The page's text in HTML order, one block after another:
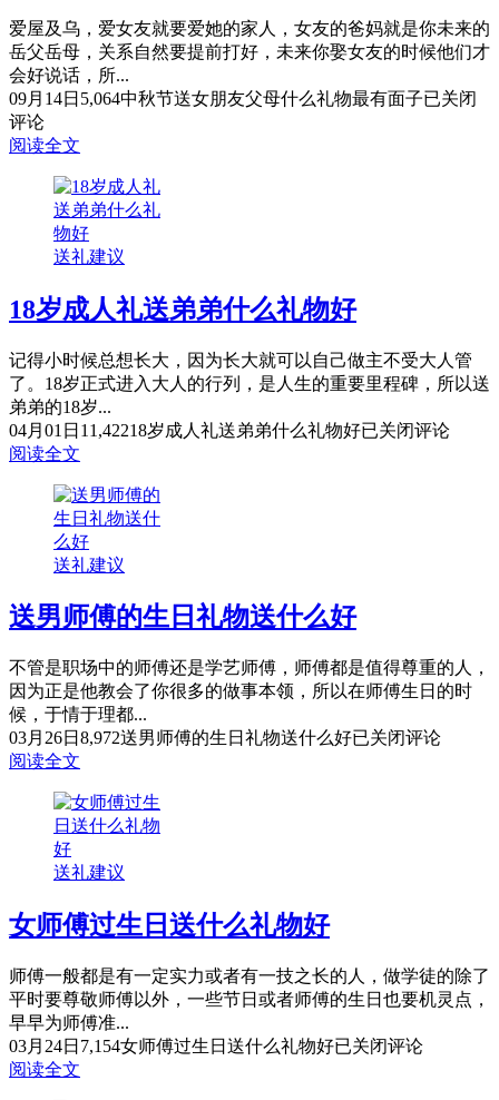
爱屋及乌，爱女友就要爱她的家人，女友的爸妈就是你未来的
岳父岳母，关系自然要提前打好，未来你娶女友的时候他们才
会好说话，所...
09月14日 5,064中秋节送女朋友父母什么礼物最有面子已关闭
评论
阅读全文
送礼建议
18岁成人礼送弟弟什么礼物好
记得小时候总想长大，因为长大就可以自己做主不受大人管
了。18岁正式进入大人的行列，是人生的重要里程碑，所以送
弟弟的18岁...
04月01日 11,42218岁成人礼送弟弟什么礼物好已关闭评论
阅读全文
送礼建议
送男师傅的生日礼物送什么好
不管是职场中的师傅还是学艺师傅，师傅都是值得尊重的人，
因为正是他教会了你很多的做事本领，所以在师傅生日的时
候，于情于理都...
03月26日 8,972送男师傅的生日礼物送什么好已关闭评论
阅读全文
送礼建议
女师傅过生日送什么礼物好
师傅一般都是有一定实力或者有一技之长的人，做学徒的除了
平时要尊敬师傅以外，一些节日或者师傅的生日也要机灵点，
早早为师傅准...
03月24日 7,154女师傅过生日送什么礼物好已关闭评论
阅读全文